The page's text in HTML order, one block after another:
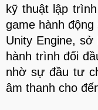
kỹ thuật lập
game hành
Unity Engine,
hành trình đối
nhờ sự đầu tư
âm thanh cho